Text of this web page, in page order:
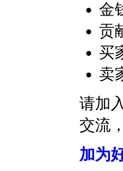
金
贡
买
卖
请加
交流
加为